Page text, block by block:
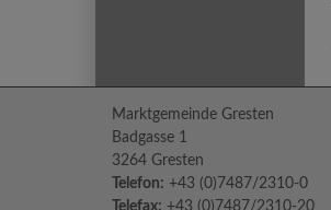
Marktgemeinde Gresten
Badgasse 1
3264 Gresten
Telefon: +43 (0)7487/2310-0
Telefax: +43 (0)7487/2310-20